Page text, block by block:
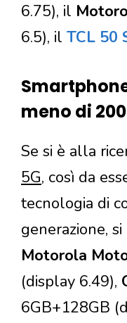
6.75), il
6.5), il TCL 50
meno di
Se si è alla
5G, così da
tecnologia di
generazione,
Motorola
(display 6.49),
6GB+128GB